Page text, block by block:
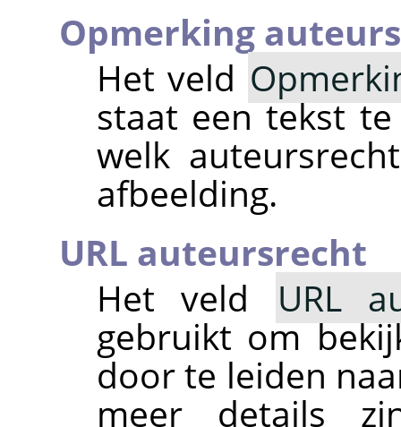
Opmerking
Het veld
staat een tekst
welk
afbeelding.
URL auteursrecht
Het veld
URL
gebruikt om
door te leiden
meer details